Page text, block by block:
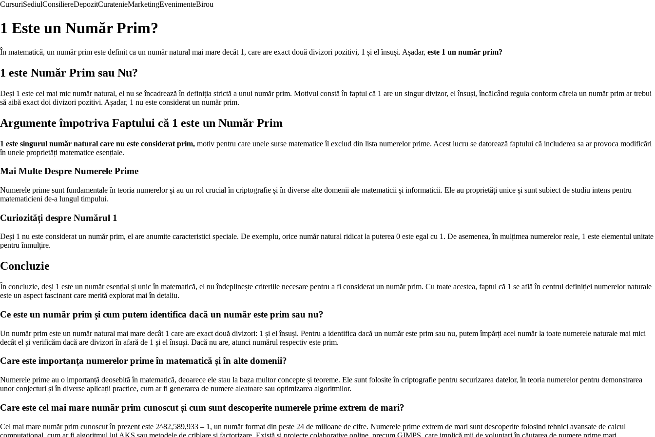
CursuriSediulConsiliereDepozitCuratenieMarketingEvenimenteBirou
1 Este un Număr Prim?
În matematică, un număr prim este definit ca un număr natural mai mare decât 1, care are exact două divizori pozitivi, 1 și el însuși. Așadar, este 1 un număr prim?
1 este Număr Prim sau Nu?
Deși 1 este cel mai mic număr natural, el nu se încadrează în definiția strictă a unui număr prim. Motivul constă în faptul că 1 are un singur divizor, el însuși, încălcând regula conform căreia un număr prim ar trebui
să aibă exact doi divizori pozitivi. Așadar, 1 nu este considerat un număr prim.
Argumente împotriva Faptului că 1 este un Număr Prim
1 este singurul număr natural care nu este considerat prim, motiv pentru care unele surse matematice îl exclud din lista numerelor prime. Acest lucru se datorează faptului că includerea sa ar provoca modificări
în unele proprietăți matematice esențiale.
Mai Multe Despre Numerele Prime
Numerele prime sunt fundamentale în teoria numerelor și au un rol crucial în criptografie și în diverse alte domenii ale matematicii și informaticii. Ele au proprietăți unice și sunt subiect de studiu intens pentru
matematicieni de-a lungul timpului.
Curiozități despre Numărul 1
Deși 1 nu este considerat un număr prim, el are anumite caracteristici speciale. De exemplu, orice număr natural ridicat la puterea 0 este egal cu 1. De asemenea, în mulțimea numerelor reale, 1 este elementul unitate
pentru înmulțire.
Concluzie
În concluzie, deși 1 este un număr esențial și unic în matematică, el nu îndeplinește criteriile necesare pentru a fi considerat un număr prim. Cu toate acestea, faptul că 1 se află în centrul definiției numerelor naturale
este un aspect fascinant care merită explorat mai în detaliu.
Ce este un număr prim și cum putem identifica dacă un număr este prim sau nu?
Un număr prim este un număr natural mai mare decât 1 care are exact două divizori: 1 și el însuși. Pentru a identifica dacă un număr este prim sau nu, putem împărți acel număr la toate numerele naturale mai mici
decât el și verificăm dacă are divizori în afară de 1 și el însuși. Dacă nu are, atunci numărul respectiv este prim.
Care este importanța numerelor prime în matematică și în alte domenii?
Numerele prime au o importanță deosebită în matematică, deoarece ele stau la baza multor concepte și teoreme. Ele sunt folosite în criptografie pentru securizarea datelor, în teoria numerelor pentru demonstrarea
unor conjecturi și în diverse aplicații practice, cum ar fi generarea de numere aleatoare sau optimizarea algoritmilor.
Care este cel mai mare număr prim cunoscut și cum sunt descoperite numerele prime extrem de mari?
Cel mai mare număr prim cunoscut în prezent este 2^82,589,933 – 1, un număr format din peste 24 de milioane de cifre. Numerele prime extrem de mari sunt descoperite folosind tehnici avansate de calcul
computațional, cum ar fi algoritmul lui AKS sau metodele de criblare și factorizare. Există și proiecte colaborative online, precum GIMPS, care implică mii de voluntari în căutarea de numere prime mari.